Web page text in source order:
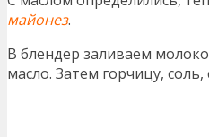
майонез.
В блендер заливаем
масло. Затем горчицу,